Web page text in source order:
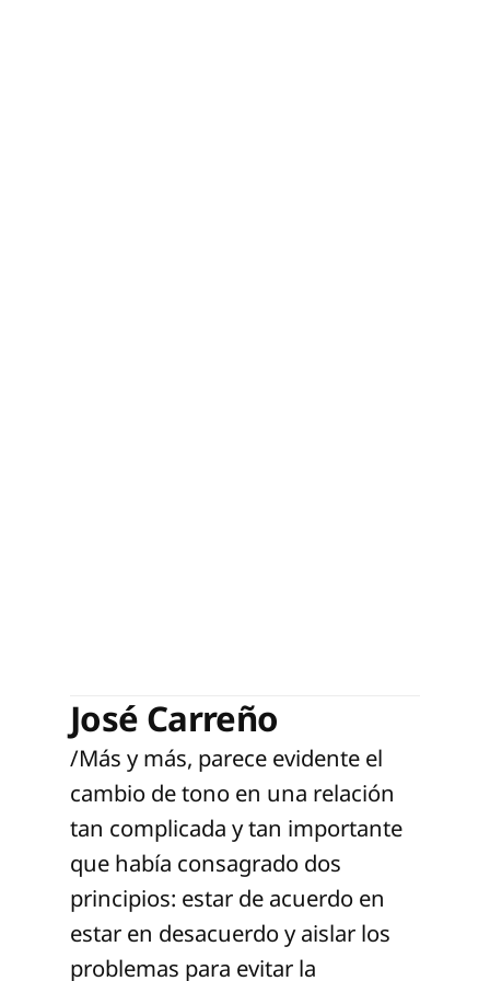
José Carreño
/Más y más, parece evidente el
cambio de tono en una relación
tan complicada y tan importante
que había consagrado dos
principios: estar de acuerdo en
estar en desacuerdo y aislar los
problemas para evitar la